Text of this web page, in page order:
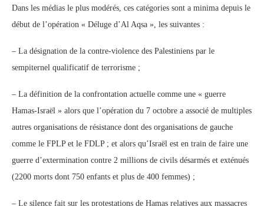
Dans les médias le plus modérés, ces catégories sont a minima depuis le
début de l’opération « Déluge d’Al Aqsa », les suivantes :
– La désignation de la contre-violence des Palestiniens par le
sempiternel qualificatif de terrorisme ;
– La définition de la confrontation actuelle comme une « guerre
Hamas-Israël » alors que l’opération du 7 octobre a associé de multiples
autres organisations de résistance dont des organisations de gauche
comme le FPLP et le FDLP ; et alors qu’Israël est en train de faire une
guerre d’extermination contre 2 millions de civils désarmés et exténués
(2200 morts dont 750 enfants et plus de 400 femmes) ;
– Le silence fait sur les protestations de Hamas relatives aux massacres